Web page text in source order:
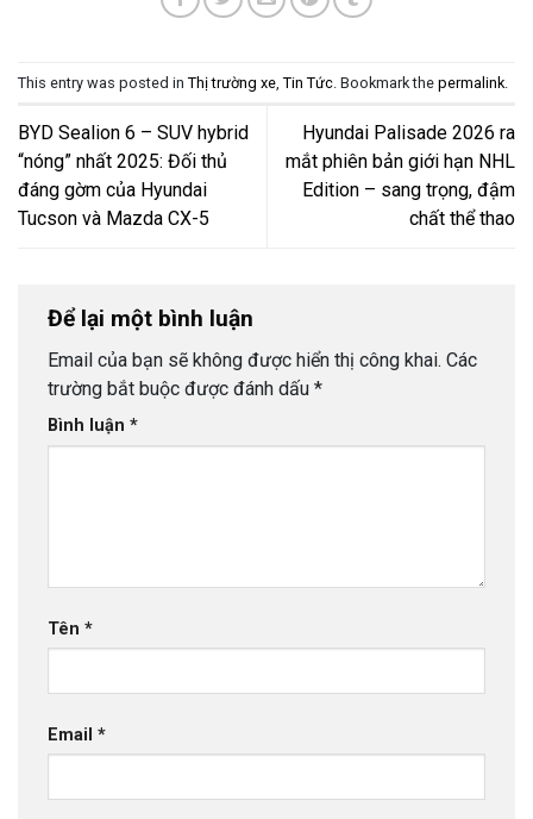
This entry was posted in Thị trường xe Tin Tức . Bookmark the permalink
BYD Sealion 6 – SUV hybrid
“nóng” nhất 2025: Đối thủ
đáng gờm của Hyundai
Tucson và Mazda CX-5
Hyundai Palisade 2026 ra
mắt phiên bản giới hạn NHL
Edition – sang trọng, đậm
chất thể thao
Để lại một bình luận
Email của bạn sẽ không được hiển thị công khai. Các
trường bắt buộc được đánh dấu *
Bình luận *
Tên *
Email *